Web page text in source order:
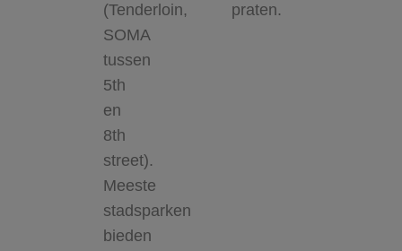
(Tenderloin,
SOMA
tussen
5th
en
8th
street).
Meeste
stadsparken
bieden
praten.